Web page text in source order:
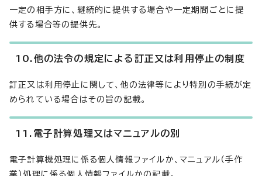
一定の相手方に、継続的に提供する場合や一定期間ごとに提
供する場合等の提供先。
10.他の法令の規定による訂正又は利用停止の制度
訂正又は利用停止に関して、他の法律等により特別の手続が定
められている場合はその旨の記載。
11.電子計算処理又はマニュアルの別
電子計算機処理に係る個人情報ファイルか、マニュアル（手作
業）処理に係る個人情報ファイルかの記載。